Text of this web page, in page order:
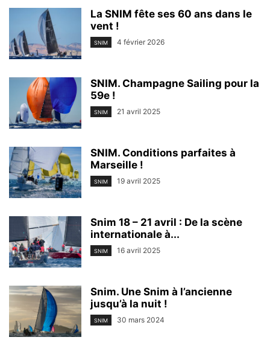
La SNIM fête ses 60 ans dans le
vent !
SNIM 4 février 2026
SNIM. Champagne Sailing pour la
59e !
SNIM 21 avril 2025
SNIM. Conditions parfaites à
Marseille !
SNIM 19 avril 2025
Snim 18 – 21 avril : De la scène
internationale à...
SNIM 16 avril 2025
Snim. Une Snim à l’ancienne
jusqu’à la nuit !
SNIM 30 mars 2024